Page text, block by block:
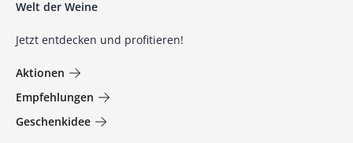
Welt der Weine
Jetzt entdecken und profitieren!
Aktionen
Empfehlungen
Geschenkidee